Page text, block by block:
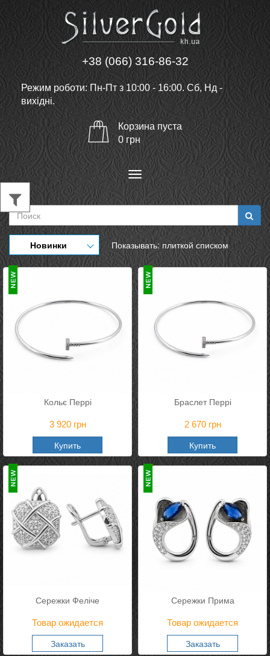
+38 (066) 316-86-32
Режим роботи: Пн-Пт з 10:00 - 16:00. Сб, Нд -
вихідні.
Корзина пуста
0 грн
Меню
Новинки Показывать: плиткой списком
Кольє Перрі
3 920грн
Купить
Браслет Перрі
2 670грн
Купить
Сережки Феліче
Товар ожидается
Заказать
Сережки Прима
Товар ожидается
Заказать